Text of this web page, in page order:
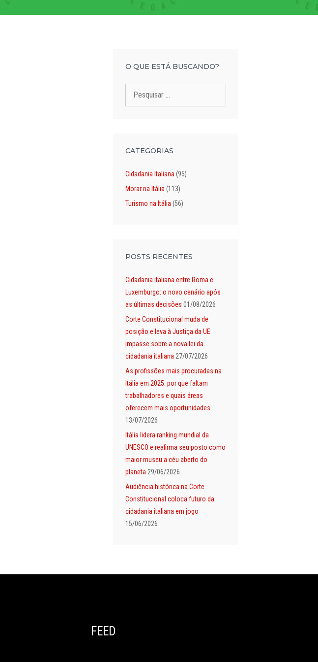
O QUE ESTÁ BUSCANDO?
CATEGORIAS
Cidadania Italiana (95)
Morar na Itália (113)
Turismo na Itália (56)
POSTS RECENTES
Cidadania italiana entre Roma e
Luxemburgo: o novo cenário após
as últimas decisões 01/08/2026
Corte Constitucional muda de
posição e leva à Justiça da UE
impasse sobre a nova lei da
cidadania italiana 27/07/2026
As profissões mais procuradas na
Itália em 2025: por que faltam
trabalhadores e quais áreas
oferecem mais oportunidades
13/07/2026
Itália lidera ranking mundial da
UNESCO e reafirma seu posto como
maior museu a céu aberto do
planeta 29/06/2026
Audiência histórica na Corte
Constitucional coloca futuro da
cidadania italiana em jogo
15/06/2026
FEED